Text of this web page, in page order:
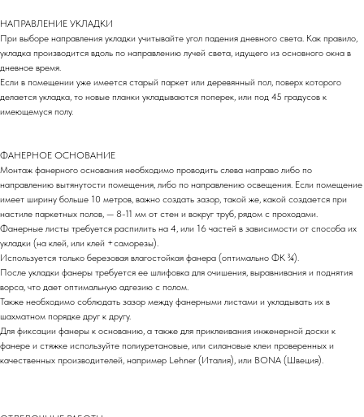
НАПРАВЛЕНИЕ УКЛАДКИ
При выборе направления укладки учитывайте угол падения дневного света. Как правило,
укладка производится вдоль по направлению лучей света, идущего из основного окна в
дневное время.
Если в помещении уже имеется старый паркет или деревянный пол, поверх которого
делается укладка, то новые планки укладываются поперек, или под 45 градусов к
имеющемуся полу.
ФАНЕРНОЕ ОСНОВАНИЕ
Монтаж фанерного основания необходимо проводить слева направо либо по
направлению вытянутости помещения, либо по направлению освещения. Если помещение
имеет ширину больше 10 метров, важно создать зазор, такой же, какой создается при
настиле паркетных полов, — 8-11 мм от стен и вокруг труб, рядом с проходами.
Фанерные листы требуется распилить на 4, или 16 частей в зависимости от способа их
укладки (на клей, или клей +саморезы).
Используется только березовая влагостойкая фанера (оптимально ФК ¾).
После укладки фанеры требуется ее шлифовка для очишения, выравнивания и поднятия
ворса, что дает оптимальную адгезию с полом.
Также необходимо соблюдать зазор между фанерными листами и укладывать их в
шахматном порядке друг к другу.
Для фиксации фанеры к основанию, а также для приклеивания инженерной доски к
фанере и стяжке используйте полиуретановые, или силановые клеи проверенных и
качественных производителей, например Lehner (Италия), или BONA (Швеция).